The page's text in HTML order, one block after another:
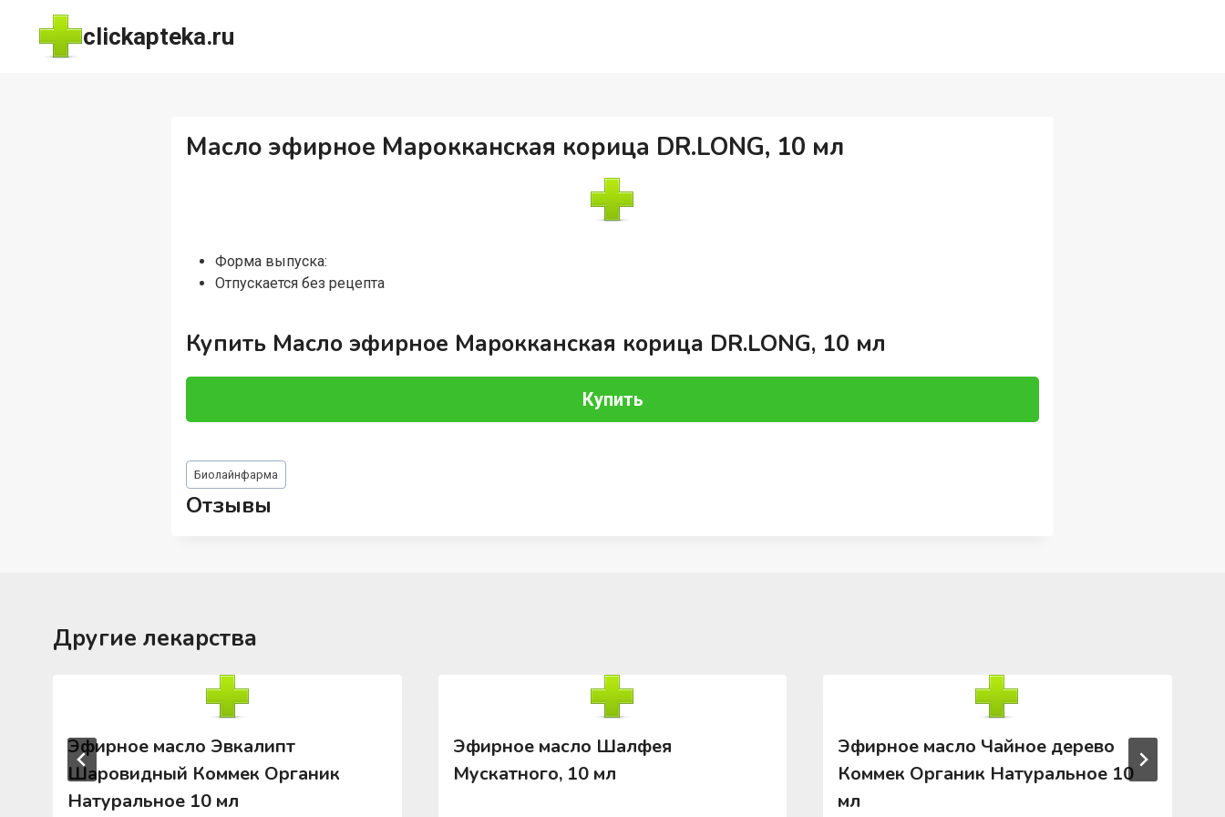
Перейти
содержимому
clickapteka.ru
Масло эфирное Марокканская корица DR.LONG, 10 мл
Форма выпуска:
Отпускается без рецепта
Купить Масло эфирное Марокканская корица DR.LONG, 10 мл
Купить
Метки
записи:
Биолайнфарма
Отзывы
Другие лекарства
Эфирное масло Эвкалипт
Шаровидный Коммек Органик
Натуральное 10 мл
Эфирное масло Шалфея
Мускатного, 10 мл
Эфирное масло Чайное дерево
Коммек Органик Натуральное 10
мл